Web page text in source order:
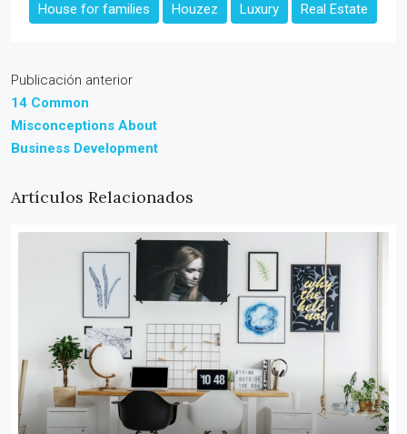
House for families
Houzez Luxury Real Estate
Publicación anterior
14 Common
Misconceptions About
Business Development
Artículos Relacionados